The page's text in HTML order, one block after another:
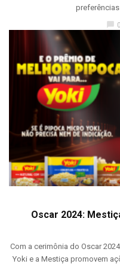
preferências
Oscar 2024:
Com a cerimônia do Oscar
Yoki e a Mestiça promovem